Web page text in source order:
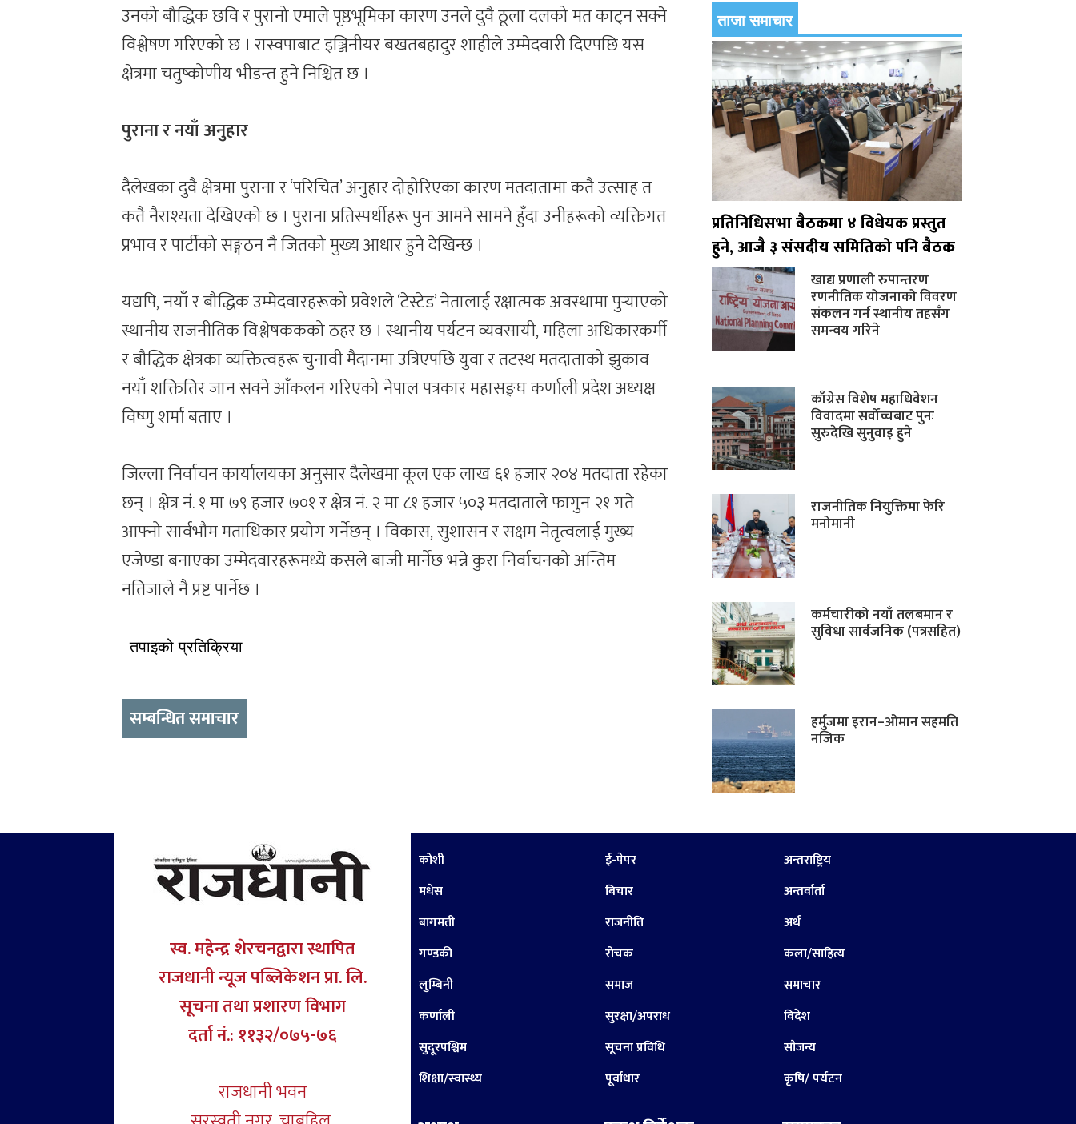
उनको बौद्धिक छवि र पुरानो एमाले पृष्ठभूमिका कारण उनले दुवै ठूला दलको मत काट्न सक्ने
विश्लेषण गरिएको छ । रास्वपाबाट इञ्जिनीयर बखतबहादुर शाहीले उम्मेदवारी दिएपछि यस
क्षेत्रमा चतुष्कोणीय भीडन्त हुने निश्चित छ ।
पुराना र नयाँ अनुहार
दैलेखका दुवै क्षेत्रमा पुराना र ‘परिचित’ अनुहार दोहोरिएका कारण मतदातामा कतै उत्साह त
कतै नैराश्यता देखिएको छ । पुराना प्रतिस्पर्धीहरू पुनः आमने सामने हुँदा उनीहरूको व्यक्तिगत
प्रभाव र पार्टीको सङ्गठन नै जितको मुख्य आधार हुने देखिन्छ ।
यद्यपि, नयाँ र बौद्धिक उम्मेदवारहरूको प्रवेशले ‘टेस्टेड’ नेतालाई रक्षात्मक अवस्थामा पुर्‍याएको
स्थानीय राजनीतिक विश्लेषककको ठहर छ । स्थानीय पर्यटन व्यवसायी, महिला अधिकारकर्मी
र बौद्धिक क्षेत्रका व्यक्तित्वहरू चुनावी मैदानमा उत्रिएपछि युवा र तटस्थ मतदाताको झुकाव
नयाँ शक्तितिर जान सक्ने आँकलन गरिएको नेपाल पत्रकार महासङ्घ कर्णाली प्रदेश अध्यक्ष
विष्णु शर्मा बताए ।
जिल्ला निर्वाचन कार्यालयका अनुसार दैलेखमा कूल एक लाख ६१ हजार २०४ मतदाता रहेका
छन् । क्षेत्र नं. १ मा ७९ हजार ७०१ र क्षेत्र नं. २ मा ८१ हजार ५०३ मतदाताले फागुन २१ गते
आफ्नो सार्वभौम मताधिकार प्रयोग गर्नेछन् । विकास, सुशासन र सक्षम नेतृत्वलाई मुख्य
एजेण्डा बनाएका उम्मेदवारहरूमध्ये कसले बाजी मार्नेछ भन्ने कुरा निर्वाचनको अन्तिम
नतिजाले नै प्रष्ट पार्नेछ ।
तपाइको प्रतिक्रिया
सम्बन्धित समाचार
ताजा समाचार
प्रतिनिधिसभा बैठकमा ४ विधेयक प्रस्तुत
हुने, आजै ३ संसदीय समितिको पनि बैठक
खाद्य प्रणाली रुपान्तरण
रणनीतिक योजनाको विवरण
संकलन गर्न स्थानीय तहसँग
समन्वय गरिने
काँग्रेस विशेष महाधिवेशन
विवादमा सर्वोच्चबाट पुनः
सुरुदेखि सुनुवाइ हुने
राजनीतिक नियुक्तिमा फेरि
मनोमानी
कर्मचारीको नयाँ तलबमान र
सुविधा सार्वजनिक (पत्रसहित)
हर्मुजमा इरान–ओमान सहमति
नजिक
स्व. महेन्द्र शेरचनद्वारा स्थापित
राजधानी न्यूज पब्लिकेशन प्रा. लि.
सूचना तथा प्रशारण विभाग
दर्ता नं.: ११३२/०७५-७६
राजधानी भवन
कोशी
मधेस
बागमती
गण्डकी
लुम्बिनी
कर्णाली
सुदूरपश्चिम
शिक्षा/स्वास्थ्य
ई-पेपर
बिचार
राजनीति
रोचक
समाज
सुरक्षा/अपराध
सूचना प्रविधि
पूर्वाधार
अन्तराष्ट्रिय
अन्तर्वार्ता
अर्थ
कला/साहित्य
समाचार
विदेश
सौजन्य
कृषि/ पर्यटन